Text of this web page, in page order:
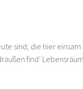
sind, die hier
find’